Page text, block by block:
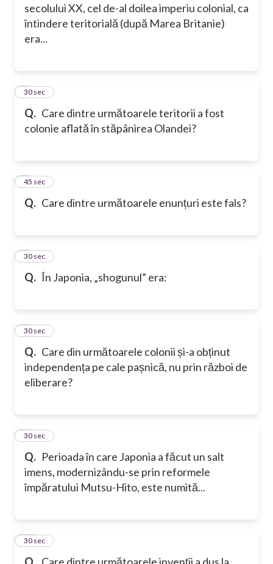
secolului XX, cel de-al doilea imperiu colonial, ca
întindere teritorială (după Marea Britanie)
era...
Q. Care dintre următoarele teritorii a fost
colonie aflată în stăpânirea Olandei?
5
30 sec
Q. Care dintre următoarele enunțuri este fals?
6
45 sec
Q. În Japonia, „shogunul” era:
7
30 sec
Q. Care din următoarele colonii și-a obținut
independența pe cale pașnică, nu prin război de
eliberare?
8
30 sec
Q. Perioada în care Japonia a făcut un salt
imens, modernizându-se prin reformele
împăratului Mutsu-Hito, este numită...
9
30 sec
Q. Care dintre următoarele invenții a dus la
10
30 sec